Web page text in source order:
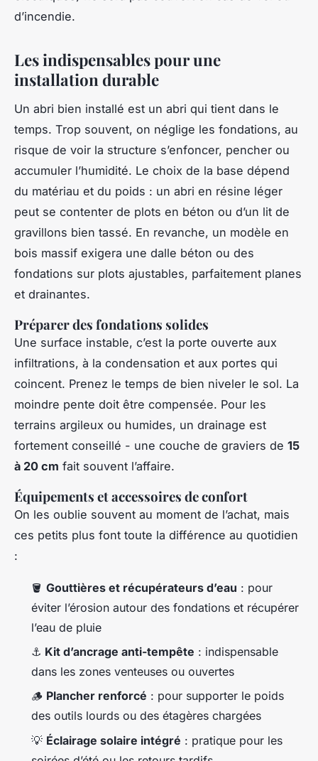
d’incendie.
Les indispensables pour une
installation durable
Un abri bien installé est un abri qui tient dans le
temps. Trop souvent, on néglige les fondations, au
risque de voir la structure s’enfoncer, pencher ou
accumuler l’humidité. Le choix de la base dépend
du matériau et du poids : un abri en résine léger
peut se contenter de plots en béton ou d’un lit de
gravillons bien tassé. En revanche, un modèle en
bois massif exigera une dalle béton ou des
fondations sur plots ajustables, parfaitement planes
et drainantes.
Préparer des fondations solides
Une surface instable, c’est la porte ouverte aux
infiltrations, à la condensation et aux portes qui
coincent. Prenez le temps de bien niveler le sol. La
moindre pente doit être compensée. Pour les
terrains argileux ou humides, un drainage est
fortement conseillé - une couche de graviers de 15
à 20 cm fait souvent l’affaire.
Équipements et accessoires de confort
On les oublie souvent au moment de l’achat, mais
ces petits plus font toute la différence au quotidien
:
🪣 Gouttières et récupérateurs d’eau : pour
éviter l’érosion autour des fondations et récupérer
l’eau de pluie
⚓ Kit d’ancrage anti-tempête : indispensable
dans les zones venteuses ou ouvertes
🪵 Plancher renforcé : pour supporter le poids
des outils lourds ou des étagères chargées
💡 Éclairage solaire intégré : pratique pour les